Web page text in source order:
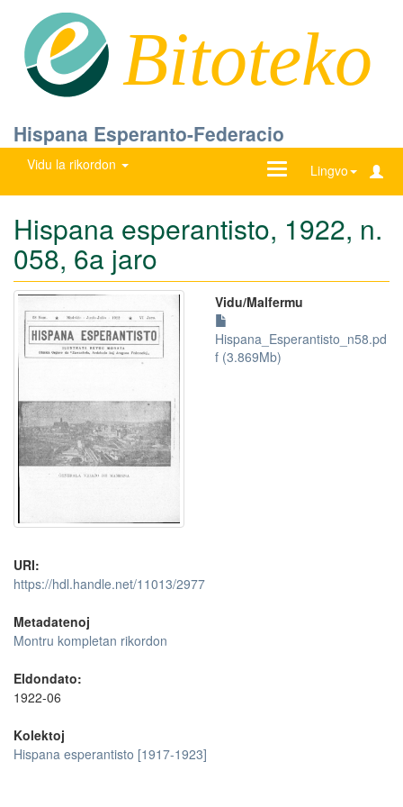
Bitoteko
Hispana Esperanto-Federacio
Vidu la rikordon Lingvo
Ŝanĝu
Hispana esperantisto, 1922, n.
058, 6a jaro
Vidu/Malfermu
Hispana_Esperantisto_n58.pd
f (3.869Mb)
URI:
https://hdl.handle.net/11013/2977
Metadatenoj
Montru kompletan rikordon
Eldondato:
1922-06
Kolektoj
Hispana esperantisto [1917-1923]